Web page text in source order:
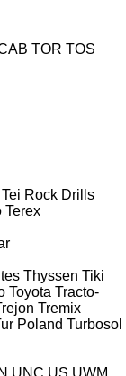
TOR TOS
Tei Rock Drills
Terex
Thyssen Tiki
Toyota Tracto-
Tremix
Poland Turbosol
UNC US UWM